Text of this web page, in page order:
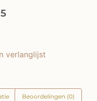
verlanglijst
Beoordelingen (0)